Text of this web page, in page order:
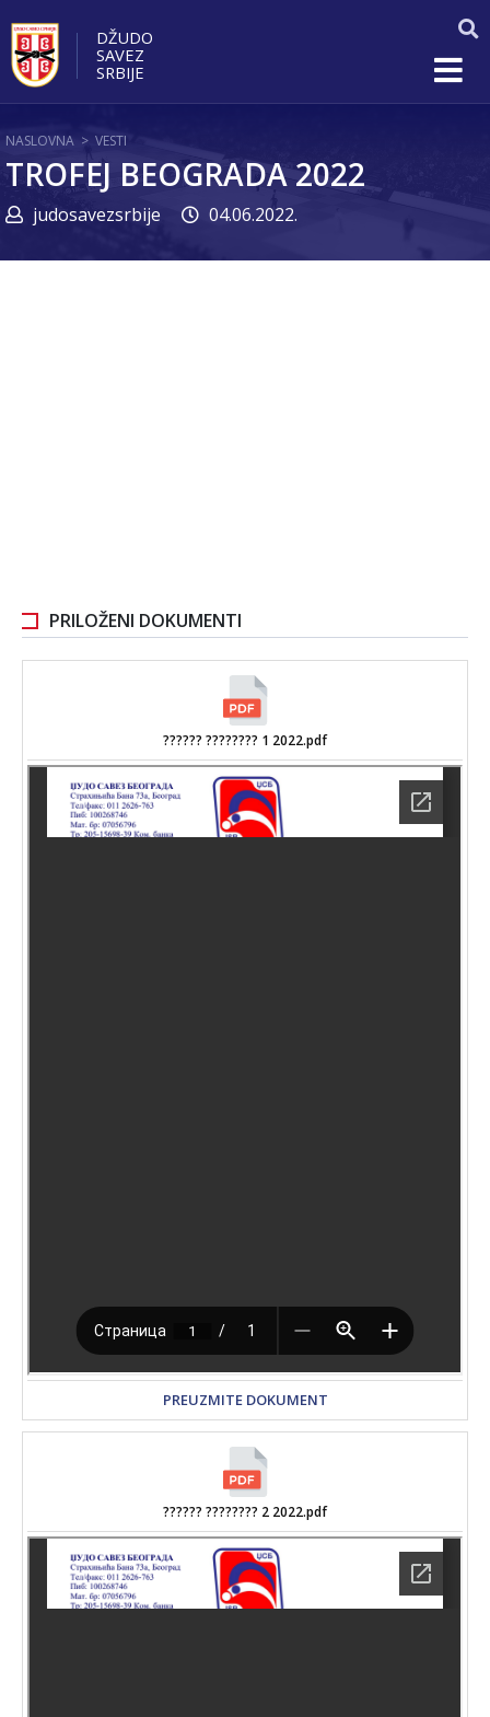
DŽUDO
SAVEZ
SRBIJE
NASLOVNA > VESTI
TROFEJ BEOGRADA 2022
judosavezsrbije 04.06.2022.
PRILOŽENI DOKUMENTI
?????? ???????? 1 2022.pdf
PREUZMITE DOKUMENT
?????? ???????? 2 2022.pdf